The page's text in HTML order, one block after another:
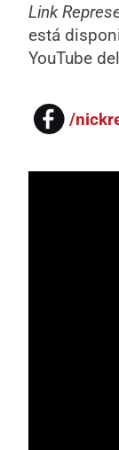
Link
está
YouTube
/